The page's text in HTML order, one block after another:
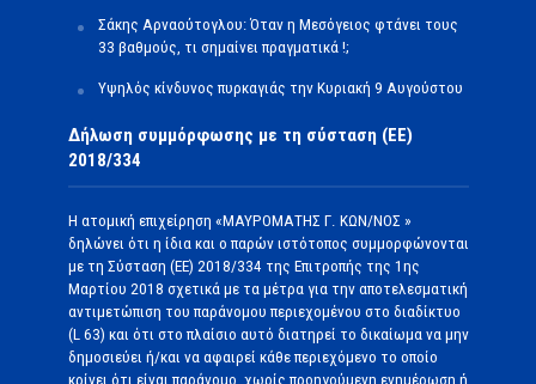
Σάκης Αρναούτογλου: Όταν η Μεσόγειος φτάνει τους
33 βαθμούς, τι σημαίνει πραγματικά !;
Υψηλός κίνδυνος πυρκαγιάς την Κυριακή 9 Αυγούστου
Δήλωση συμμόρφωσης με τη σύσταση (ΕΕ)
2018/334
Η ατομική επιχείρηση «ΜΑΥΡΟΜΑΤΗΣ Γ. ΚΩΝ/ΝΟΣ »
δηλώνει ότι η ίδια και ο παρών ιστότοπος συμμορφώνονται
με τη Σύσταση (ΕΕ) 2018/334 της Επιτροπής της 1ης
Μαρτίου 2018 σχετικά με τα μέτρα για την αποτελεσματική
αντιμετώπιση του παράνομου περιεχομένου στο διαδίκτυο
(L 63) και ότι στο πλαίσιο αυτό διατηρεί το δικαίωμα να μην
δημοσιεύει ή/και να αφαιρεί κάθε περιεχόμενο το οποίο
κρίνει ότι είναι παράνομο, χωρίς προηγούμενη ενημέρωση ή